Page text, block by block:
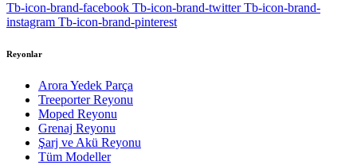
Tb-icon-brand-facebook Tb-icon-brand-twitter Tb-icon-brand-
instagram Tb-icon-brand-pinterest
Reyonlar
Arora Yedek Parça
Treeporter Reyonu
Moped Reyonu
Grenaj Reyonu
Şarj ve Akü Reyonu
Tüm Modeller